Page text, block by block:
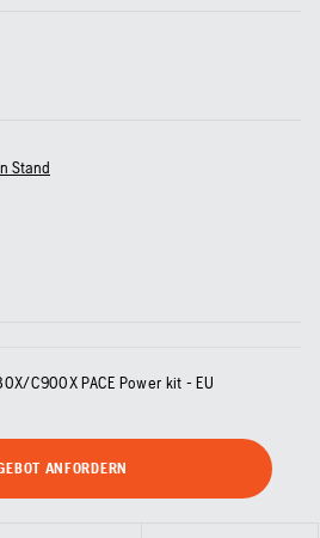
Stand
C900X PACE Power kit - EU
ANFORDERN